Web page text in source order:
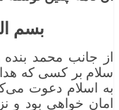
بسم
از جانب محمد بنده
سلام بر كسی كه
به اسلام دعوت
امان خواهی بود و